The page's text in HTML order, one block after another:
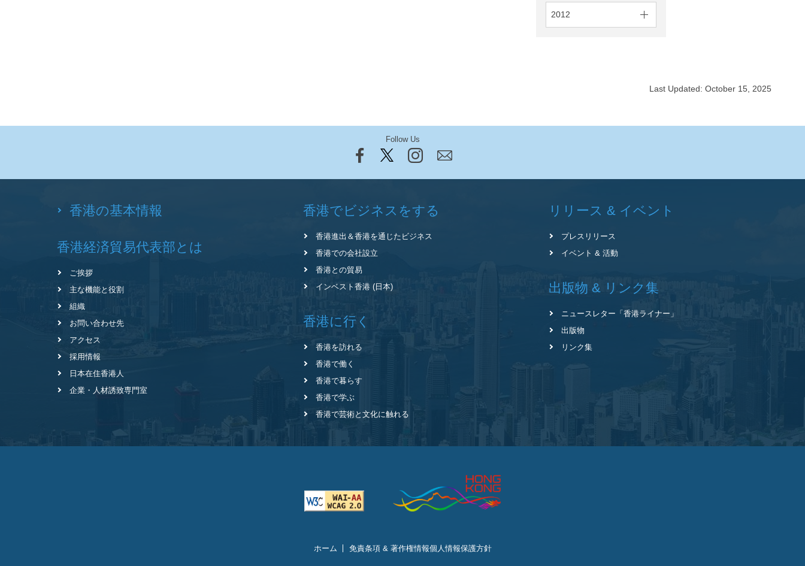
2012
Last Updated: October 15, 2025
Follow Us
香港の基本情報
香港経済貿易代表部とは
ご挨拶
主な機能と役割
組織
お問い合わせ先
アクセス
採用情報
日本在住香港人
企業・人材誘致専門室
香港でビジネスをする
香港進出＆香港を通じたビジネス
香港での会社設立
香港との貿易
インベスト香港 (日本)
香港に行く
香港を訪れる
香港で働く
香港で暮らす
香港で学ぶ
香港で芸術と文化に触れる
リリース & イベント
プレスリリース
イベント & 活動
出版物 & リンク集
ニュースレター 「香港ライナー」
出版物
リンク集
ホーム 免責条項 & 著作権情報個人情報保護方針